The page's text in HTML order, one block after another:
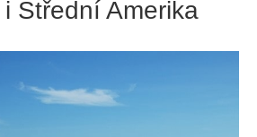
Střední Amerika